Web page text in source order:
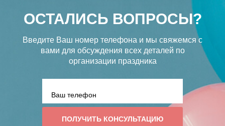
ОСТАЛИСЬ ВОПРОСЫ?
Введите Ваш номер телефона и мы свяжемся с
вами для обсуждения всех деталей по
организации праздника